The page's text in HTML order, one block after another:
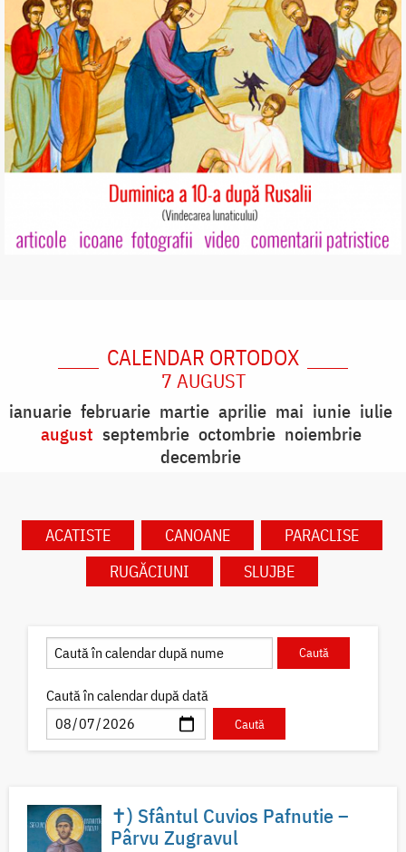
CALENDAR ORTODOX
7 AUGUST
ianuarie februarie martie aprilie mai iunie iulie
august septembrie octombrie noiembrie
decembrie
ACATISTE CANOANE
PARACLISE
RUGĂCIUNI
SLUJBE
Caută în calendar după dată
✝) Sfântul Cuvios Pafnutie –
Pârvu Zugravul